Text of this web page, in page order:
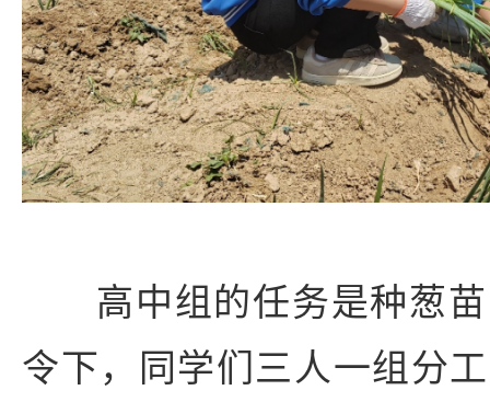
高中组的任务是种葱
令下，同学们三人一组分